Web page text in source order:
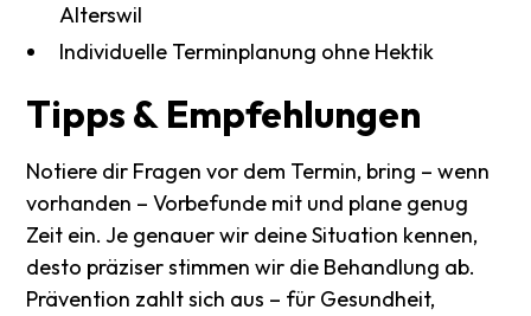
Alterswil
Individuelle Terminplanung ohne Hektik
Tipps & Empfehlungen
Notiere dir Fragen vor dem Termin, bring – wenn
vorhanden – Vorbefunde mit und plane genug
Zeit ein. Je genauer wir deine Situation kennen,
desto präziser stimmen wir die Behandlung ab.
Prävention zahlt sich aus – für Gesundheit,